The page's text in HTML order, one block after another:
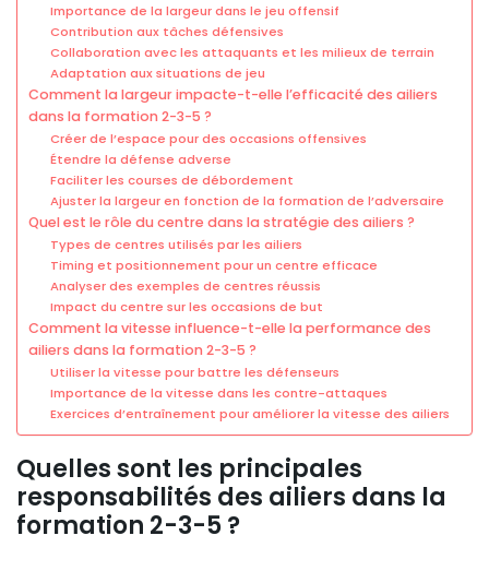
Importance de la largeur dans le jeu offensif
Contribution aux tâches défensives
Collaboration avec les attaquants et les milieux de terrain
Adaptation aux situations de jeu
Comment la largeur impacte-t-elle l’efficacité des ailiers
dans la formation 2-3-5 ?
Créer de l’espace pour des occasions offensives
Étendre la défense adverse
Faciliter les courses de débordement
Ajuster la largeur en fonction de la formation de l’adversaire
Quel est le rôle du centre dans la stratégie des ailiers ?
Types de centres utilisés par les ailiers
Timing et positionnement pour un centre efficace
Analyser des exemples de centres réussis
Impact du centre sur les occasions de but
Comment la vitesse influence-t-elle la performance des
ailiers dans la formation 2-3-5 ?
Utiliser la vitesse pour battre les défenseurs
Importance de la vitesse dans les contre-attaques
Exercices d’entraînement pour améliorer la vitesse des ailiers
Quelles sont les principales
responsabilités des ailiers dans la
formation 2-3-5 ?